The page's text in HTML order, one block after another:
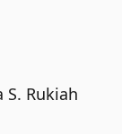
S. Rukiah